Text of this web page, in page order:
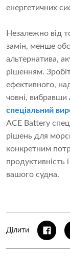
енергетичних
Незалежно від
замін, менше
альтернатива,
рішенням.
ефективного,
човні, вибравши
спеціальний
ACE Battery
рішень для
конкретним
продуктивність
вашого судна.
Ділити